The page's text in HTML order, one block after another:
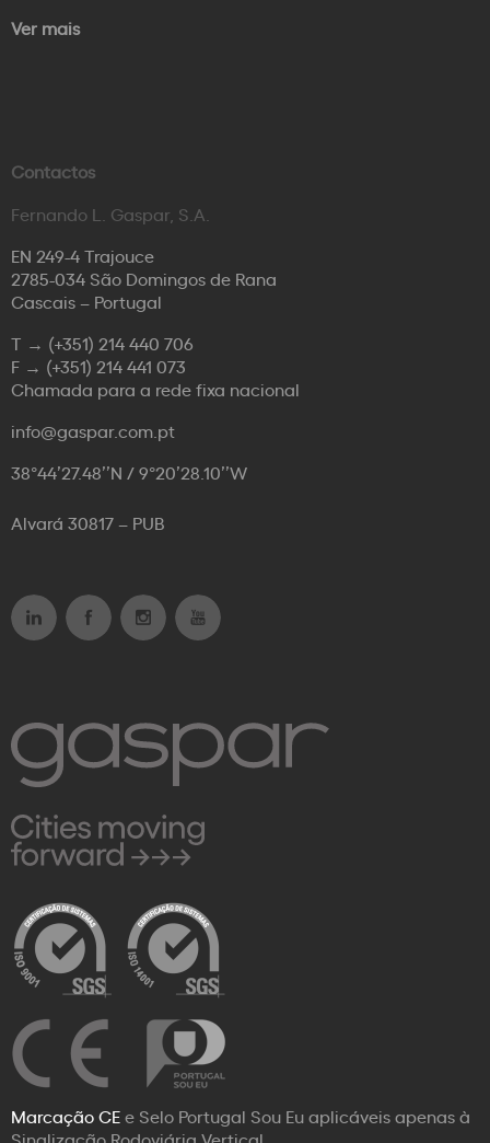
Ver mais
Contactos
Fernando L. Gaspar, S.A.
EN 249-4 Trajouce
2785-034 São Domingos de Rana
Cascais – Portugal
T → (+351) 214 440 706
F → (+351) 214 441 073
Chamada para a rede fixa nacional
info@gaspar.com.pt
38°44’27.48’’N / 9°20’28.10’’W
Alvará 30817 – PUB
Marcação CEe Selo Portugal Sou Eu aplicáveis apenas à